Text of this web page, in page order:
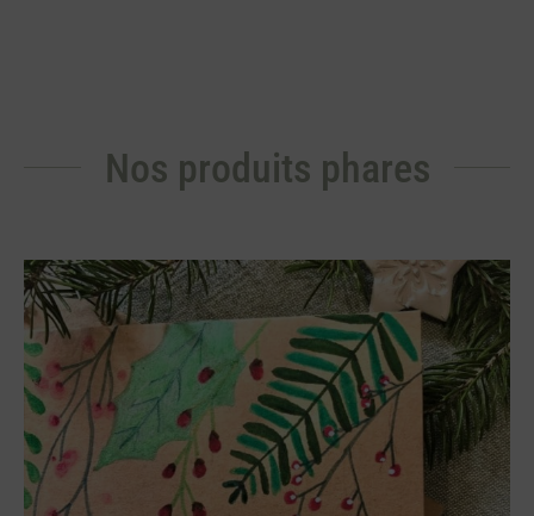
Nos produits phares